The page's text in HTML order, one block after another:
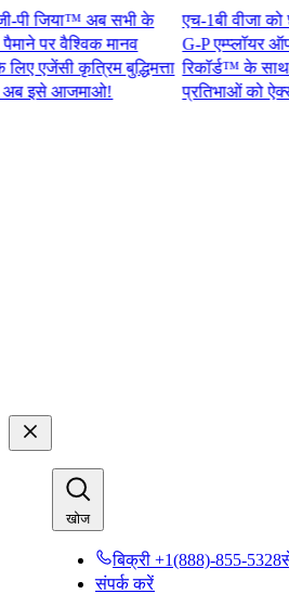
जिया™ अब सभी के
पर वैश्विक मानव
कृत्रिम बुद्धिमत्ता
इसे आजमाओ!​​
एच-1बी वीजा को
G-P एम्प्लॉयर ऑफ
रिकॉर्ड™ के साथ टॉप
प्रतिभाओं को
खोज​​
बिक्री +1(888)-855-
संपर्क करें​​